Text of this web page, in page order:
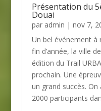
Présentation du
Douai
par admin | nov 7,
Un bel événement
fin d’année, la ville
édition du Trail
prochain. Une
un grand succès.
2000 participants